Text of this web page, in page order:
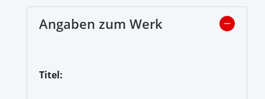
Angaben zum Werk
Titel: